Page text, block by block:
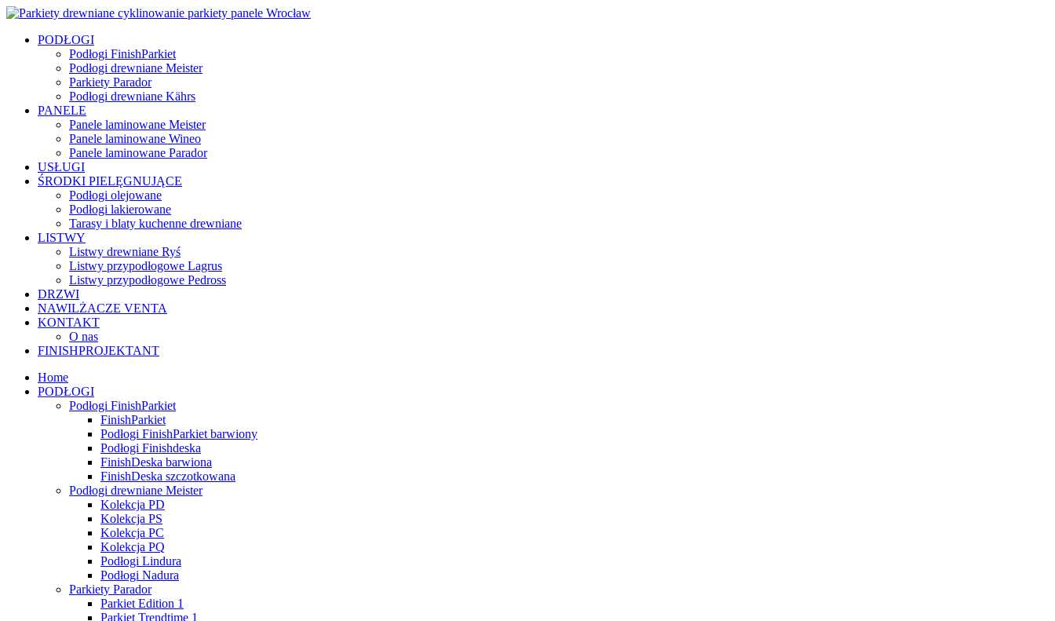
PODŁOGI
Podłogi FinishParkiet
Podłogi drewniane Meister
Parkiety Parador
Podłogi drewniane Kährs
PANELE
Panele laminowane Meister
Panele laminowane Wineo
Panele laminowane Parador
USŁUGI
ŚRODKI PIELĘGNUJĄCE
Podłogi olejowane
Podłogi lakierowane
Tarasy i blaty kuchenne drewniane
LISTWY
Listwy drewniane Ryś
Listwy przypodłogowe Lagrus
Listwy przypodłogowe Pedross
DRZWI
NAWILŻACZE VENTA
KONTAKT
O nas
FINISHPROJEKTANT
Home
PODŁOGI
Podłogi FinishParkiet
FinishParkiet
Podłogi FinishParkiet barwiony
Podłogi Finishdeska
FinishDeska barwiona
FinishDeska szczotkowana
Podłogi drewniane Meister
Kolekcja PD
Kolekcja PS
Kolekcja PC
Kolekcja PQ
Podłogi Lindura
Podłogi Nadura
Parkiety Parador
Parkiet Edition 1
Parkiet Trendtime 1